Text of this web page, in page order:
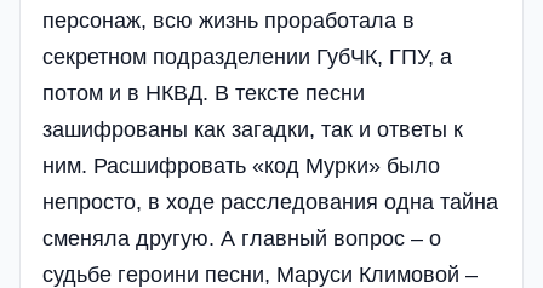
персонаж, всю жизнь проработала в
секретном подразделении ГубЧК, ГПУ, а
потом и в НКВД. В тексте песни
зашифрованы как загадки, так и ответы к
ним. Расшифровать «код Мурки» было
непросто, в ходе расследования одна тайна
сменяла другую. А главный вопрос – о
судьбе героини песни, Маруси Климовой –